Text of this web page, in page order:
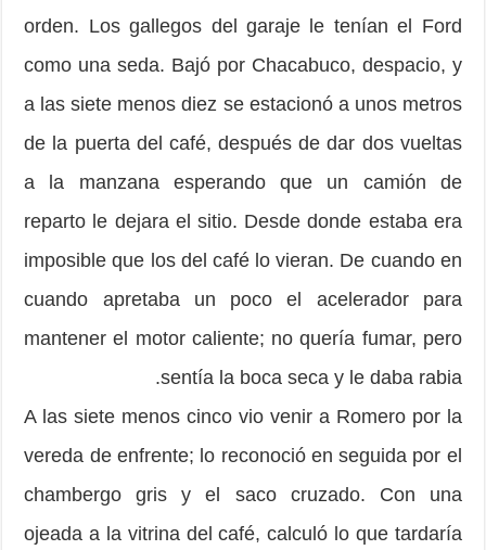
orden. Los gallegos del garaje le tenían el Ford
como una seda. Bajó por Chacabuco, despacio, y
a las siete menos diez se estacionó a unos metros
de la puerta del café, después de dar dos vueltas
a la manzana esperando que un camión de
reparto le dejara el sitio. Desde donde estaba era
imposible que los del café lo vieran. De cuando en
cuando apre­taba un poco el acelerador para
mantener el motor caliente; no quería fumar, pero
sentía la boca seca y le daba rabia.
A las siete menos cinco vio venir a Romero por la
vereda de enfrente; lo reconoció en seguida por el
chambergo gris y el saco cruzado. Con una
ojeada a la vitrina del café, calculó lo que tardaría